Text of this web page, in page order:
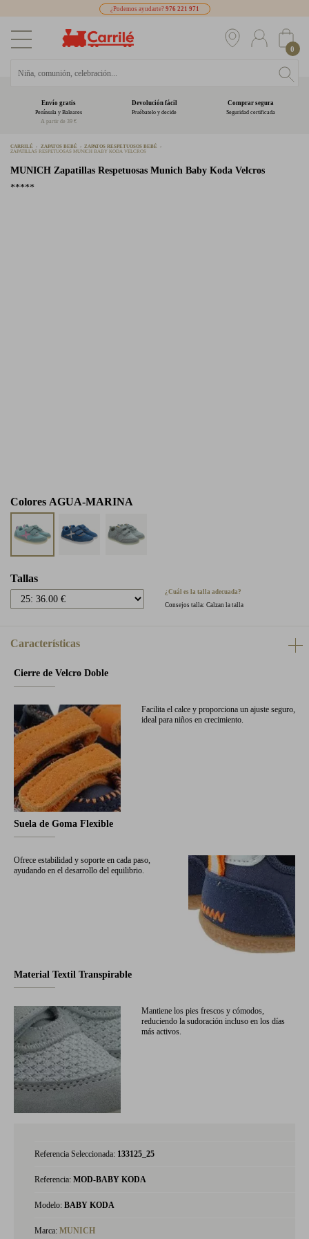
¿Podemos ayudarte? 976 221 971
0
Envío gratis
Península y Baleares
A partir de 39 €
Devolución fácil
Pruébatelo y decide
Comprar segura
Seguridad certificada
CARRILÉ ZAPATOS BEBÉ
ZAPATOS RESPETUOSOS BEBÉ
ZAPATILLAS RESPETUOSAS MUNICH BABY KODA VELCROS
MUNICH Zapatillas Respetuosas Munich Baby Koda Velcros
*****
Colores AGUA-MARINA
Tallas
¿Cuál es la talla adecuada?
Consejos talla: Calzan la talla
Características
Cierre de Velcro Doble
Facilita el calce y proporciona un ajuste seguro,
ideal para niños en crecimiento.
Suela de Goma Flexible
Ofrece estabilidad y soporte en cada paso,
ayudando en el desarrollo del equilibrio.
Material Textil Transpirable
Mantiene los pies frescos y cómodos,
reduciendo la sudoración incluso en los días
más activos.
Referencia Seleccionada: 133125_25
Referencia: MOD-BABY KODA
Modelo: BABY KODA
Marca: MUNICH